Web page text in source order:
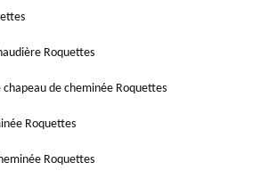
Roquettes
chapeau de cheminée Roquettes
Roquettes
Roquettes